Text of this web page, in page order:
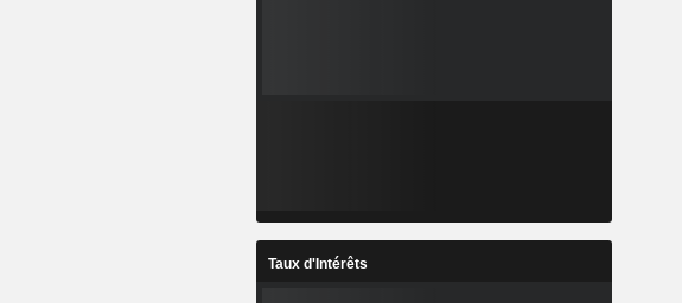
Taux d'Intérêts